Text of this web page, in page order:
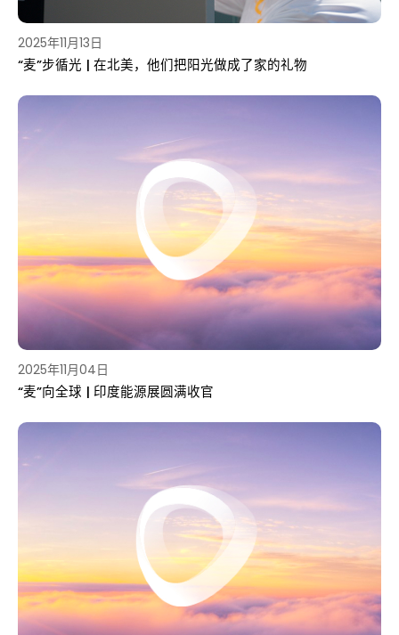
2025年11月13日
“麦”步循光 | 在北美，他们把阳光做成了家的礼物
2025年11月04日
“麦”向全球 | 印度能源展圆满收官